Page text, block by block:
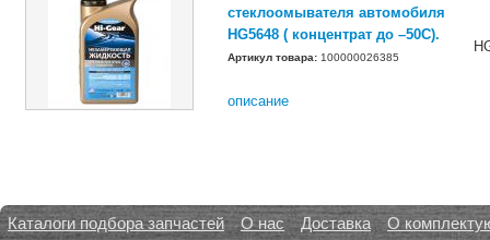
стеклоомывателя автомобиля
HG5648 ( концентрат до –50C).
Артикул товара: 100000026385
описание
Каталоги подбора запчастей О нас Доставка
О